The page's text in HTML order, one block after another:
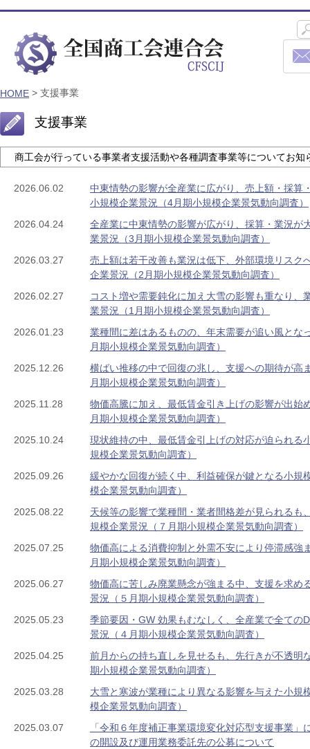
HOME > 支援事業
支援事業
商工会が行っている事業者支援活動や各種調査事業等についてお知
2026.06.02
中東情勢の影響が全産業に広がり、売上額・採算
小規模企業景況（4月期小規模企業景気動向調査）
2026.04.24
全産業に中東情勢の影響が広がり、採算・業況が
業景況（3月期小規模企業景気動向調査）
2026.03.27
売上額は若干改善も業況は低下、外部環境リスク
企業景況（2月期小規模企業景気動向調査）
2026.02.27
コスト増や需要鈍化に加え大雪の影響も重なり、
業景況（1月期小規模企業景気動向調査）
2026.01.23
業種間に差はあるものの、年末需要が追い風とな
月期小規模企業景気動向調査）
2025.12.26
横ばい推移の中で回復の兆し、支援への期待が高
月期小規模企業景気動向調査）
2025.11.28
物価高騰に加え、最低賃金引き上げの影響が出始
月期小規模企業景気動向調査）
2025.10.24
現状維持の中、最低賃金引上げの対応が迫られる
規模企業景気動向調査）
2025.09.26
緩やかな回復が続く中、利益確保が鍵となる小規
模企業景気動向調査）
2025.08.22
天候等の影響で業種間・業者間格差が見られるも
規模企業景況（７月期小規模企業景気動向調査）
2025.07.25
物価高による消費抑制と外需不安により停滞感強
月期小規模企業景気動向調査）
2025.06.27
物価高に苦しみ廃業懸念が強まる中、支援を求め
景況（５月期小規模企業景気動向調査）
2025.05.23
季節要因・GW 効果もむなしく、全産業で全ての
景況（４月期小規模企業景気動向調査）
2025.04.25
前月からの持ち直しを見せるも、先行きが不透明
期小規模企業景気動向調査）
2025.03.28
大雪と寒波が業種により異なる影響を与えた小規
模企業景気動向調査）
2025.03.07
「令和６年度補正事業環境変化対応型支援事業」
の開設及び運用業務委託先の公募について